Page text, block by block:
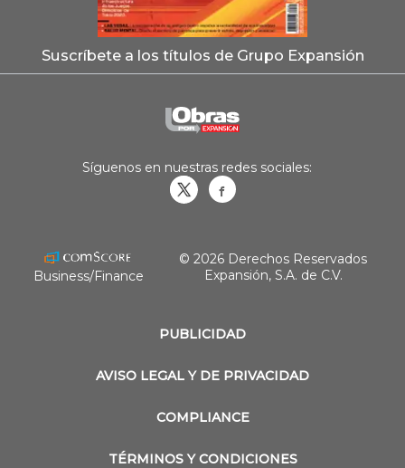
Suscríbete a los títulos de Grupo Expansión
PUBLICIDAD
AVISO LEGAL Y DE PRIVACIDAD
COMPLIANCE
TÉRMINOS Y CONDICIONES
Síguenos en nuestras redes sociales:
Business/Finance
© 2026 Derechos Reservados
Expansión, S.A. de C.V.